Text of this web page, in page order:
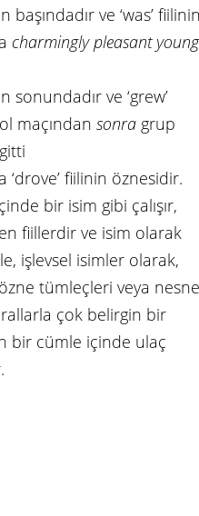
ve ‘was’
charmingly pleasant young
ve ‘grew’
maçından sonra grup
‘drove’ fiilinin öznesidir.
bir isim gibi çalışır,
fiillerdir ve isim olarak
işlevsel isimler olarak,
tümleçleri veya nesne
çok belirgin bir
bir cümle içinde ulaç